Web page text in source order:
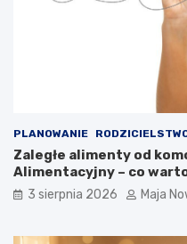
PLANOWANIE
Zaległe alimenty od
Alimentacyjny – co
3 sierpnia 2026 Maja